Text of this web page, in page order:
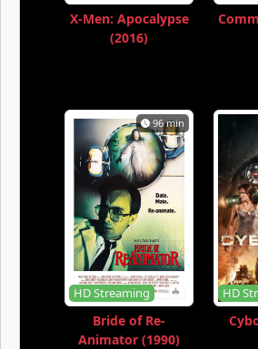
X-Men: Apocalypse
(2016)
96 min
HD Streaming
Bride of Re-
Animator (1990)
HD